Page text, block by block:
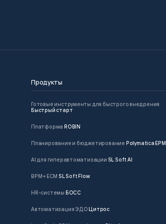
Продукты
Готовые инструменты для быстрого внедрения
Быстрый старт
Платформа ROBIN
Планирование и бюджетирование Polymatica EPM
AI для гиперавтоматизации SL Soft AI
BPM + ECM SL Soft Flow
HR-системы БОСС
Автоматизация ЭДО Цитрос